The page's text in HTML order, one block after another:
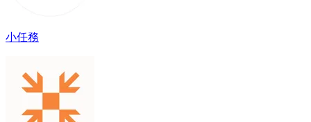
小任務